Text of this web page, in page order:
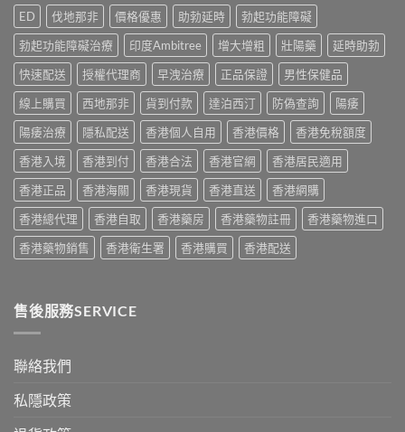
真
實
比
較
與
選
購
指
南〉
中
完
整
說
明
與
安
全
服
用
指
南〉
中
用
家
實
測
與
正
貨
購
買
指
南〉
中
鋼
評
價：
香
港
用
家
真
實
服
用
心
得
與
購
買
建
ED 伐地那非 價格優惠 助勃延時
勃起功能障礙
勃起功能障礙治療
印度Ambitree 增大增粗 壯陽藥
延時助勃
快速配送
授權代理商 早洩治療 正品保證
男性保健品
線上購買
西地那非 貨到付款 達泊西汀 防偽查詢
陽痿
陽痿治療
隱私配送 香港個人自用 香港價格
香港免稅額度
香港入境
香港到付 香港合法 香港官網
香港居民適用
香港正品
香港海關 香港現貨 香港直送
香港網購
香港總代理
香港自取 香港藥房 香港藥物註冊
香港藥物進口
香港藥物銷售
香港衛生署 香港購買 香港配送
售後服務SERVICE
聯絡我們
私隱政策